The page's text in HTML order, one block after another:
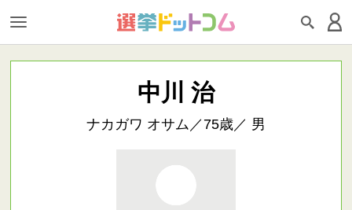
中川 治
ナカガワ オサム／75歳／ 男